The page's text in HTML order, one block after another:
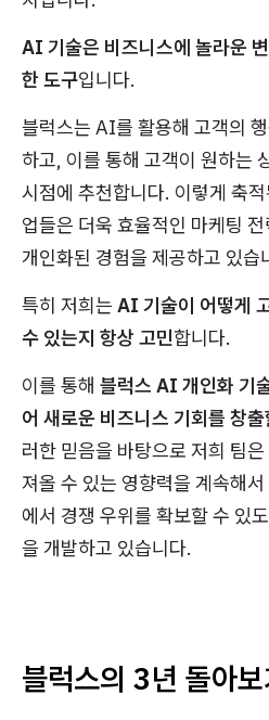
AI 기술은 비즈니스에 놀라운
한 도구입니다.
블럭스는 AI를 활용해 고객의
하고, 이를 통해 고객이 원하는
시점에 추천합니다. 이렇게 축
업들은 더욱 효율적인 마케팅
개인화된 경험을 제공하고 있습
특히 저희는 AI 기술이 어떻게
수 있는지 항상 고민합니다.
이를 통해 블럭스 AI 개인화 기
어 새로운 비즈니스 기회를 창
러한 믿음을 바탕으로 저희 팀
져올 수 있는 영향력을 계속해
에서 경쟁 우위를 확보할 수 있
을 개발하고 있습니다.
블럭스의 3년 돌아보